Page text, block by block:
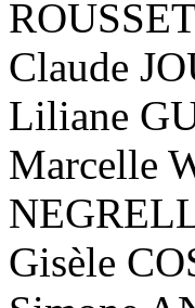
Claude
Liliane
Marcelle
Gisèle